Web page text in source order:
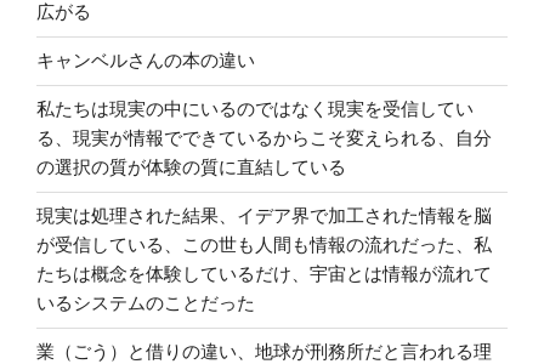
広がる
キャンベルさんの本の違い
私たちは現実の中にいるのではなく現実を受信してい
る、現実が情報でできているからこそ変えられる、自分
の選択の質が体験の質に直結している
現実は処理された結果、イデア界で加工された情報を脳
が受信している、この世も人間も情報の流れだった、私
たちは概念を体験しているだけ、宇宙とは情報が流れて
いるシステムのことだった
業（ごう）と借りの違い、地球が刑務所だと言われる理